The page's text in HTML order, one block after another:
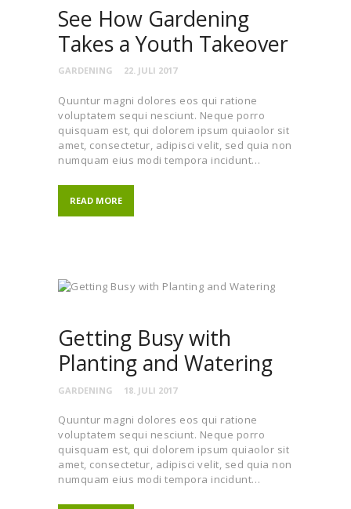
See How Gardening
Takes a Youth Takeover
GARDENING 22. JULI 2017
Quuntur magni dolores eos qui ratione
voluptatem sequi nesciunt. Neque porro
quisquam est, qui dolorem ipsum quiaolor sit
amet, consectetur, adipisci velit, sed quia non
numquam eius modi tempora incidunt…
READ MORE
Getting Busy with
Planting and Watering
GARDENING 18. JULI 2017
Quuntur magni dolores eos qui ratione
voluptatem sequi nesciunt. Neque porro
quisquam est, qui dolorem ipsum quiaolor sit
amet, consectetur, adipisci velit, sed quia non
numquam eius modi tempora incidunt…